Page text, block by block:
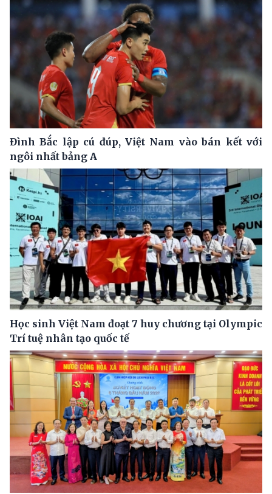
Đình Bắc lập cú đúp, Việt Nam vào bán kết với
ngôi nhất bảng A
Học sinh Việt Nam đoạt 7 huy chương tại Olympic
Trí tuệ nhân tạo quốc tế